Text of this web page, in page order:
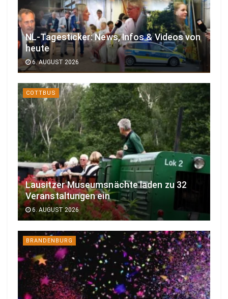
NL-Tagesticker: News, Infos & Videos von
heute
6. AUGUST 2026
COTTBUS
Lausitzer Museumsnächte laden zu 32
Veranstaltungen ein
6. AUGUST 2026
BRANDENBURG